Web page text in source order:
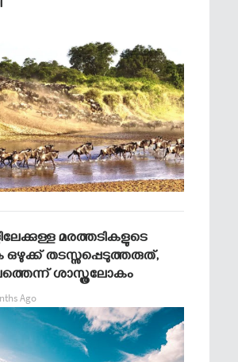
മരത്തടികളുടെ
ഒഴുക്ക് തടസ്സപ്പെടുത്തരുത്,
ശാസ്ത്രലോകം
Ago